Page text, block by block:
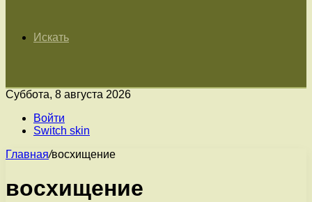
Искать
Суббота, 8 августа 2026
Войти
Switch skin
Главная/восхищение
восхищение